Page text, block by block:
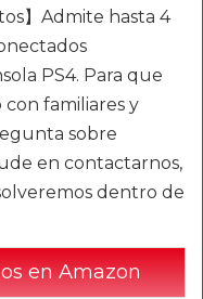
】Admite hasta 4
PS4. Para que
familiares y
sobre
en contactarnos,
dentro de
en Amazon